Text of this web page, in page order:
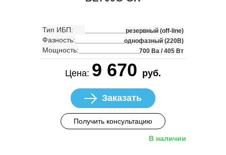
Тип ИБП: резервный (off-line)
Фазность: однофазный (220В)
Мощность: 700 Ва / 405 Вт
Цена: 9 670 руб.
Заказать
Получить консультацию
В наличии